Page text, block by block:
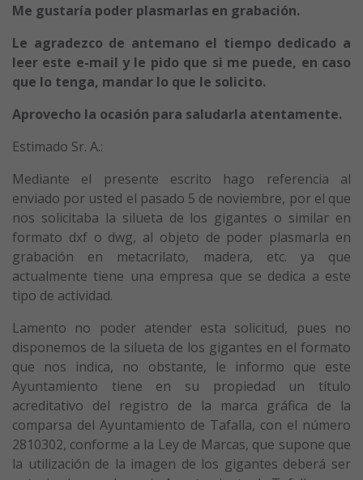
Me gustaría poder plasmarlas en grabación.
Le agradezco de antemano el tiempo dedicado a
leer este e-mail y le pido que si me puede, en caso
que lo tenga, mandar lo que le solicito.
Aprovecho la ocasión para saludarla atentamente.
Estimado Sr. A.:
Mediante el presente escrito hago referencia al
enviado por usted el pasado 5 de noviembre, por el que
nos solicitaba la silueta de los gigantes o similar en
formato dxf o dwg, al objeto de poder plasmarla en
grabación en metacrilato, madera, etc. ya que
actualmente tiene una empresa que se dedica a este
tipo de actividad.
Lamento no poder atender esta solicitud, pues no
disponemos de la silueta de los gigantes en el formato
que nos indica, no obstante, le informo que este
Ayuntamiento tiene en su propiedad un título
acreditativo del registro de la marca gráfica de la
comparsa del Ayuntamiento de Tafalla, con el número
2810302, conforme a la Ley de Marcas, que supone que
la utilización de la imagen de los gigantes deberá ser